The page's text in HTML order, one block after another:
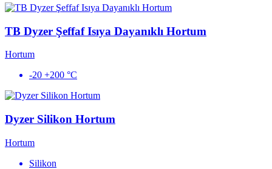
TB Dyzer Şeffaf Isıya Dayanıklı Hortum
Hortum
-20 +200 °C
Dyzer Silikon Hortum
Hortum
Silikon